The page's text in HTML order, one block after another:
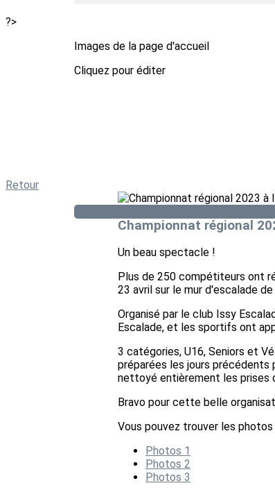
?>
Images de la page d'accueil
Cliquez pour éditer
Retour
Championnat régional
Un beau spectacle !
Plus de 250 compétiteurs ont
23 avril sur le mur d'escalade
Organisé par le club Issy
Escalade, et les sportifs ont
3 catégories, U16, Seniors et
préparées les jours précédents
nettoyé entièrement les prises
Bravo pour cette belle
Vous pouvez trouver les
Photos 1
Photos 2
Photos 3